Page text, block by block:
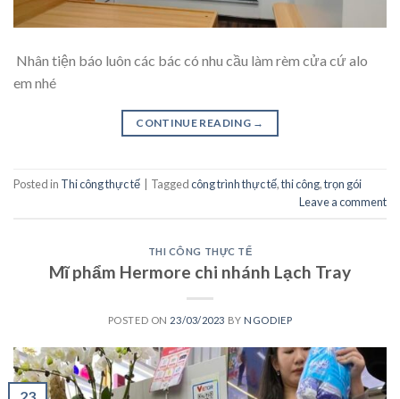
Nhân tiện báo luôn các bác có nhu cầu làm rèm cửa cứ alo
em nhé
CONTINUE READING →
Posted in Thi công thực tế Taggedcông trình thực tế,thi công,trọn gói
Leave a comment
THI CÔNG THỰC TẾ
Mĩ phẩm Hermore chi nhánh Lạch Tray
POSTED ON 23/03/2023 BY NGODIEP
23